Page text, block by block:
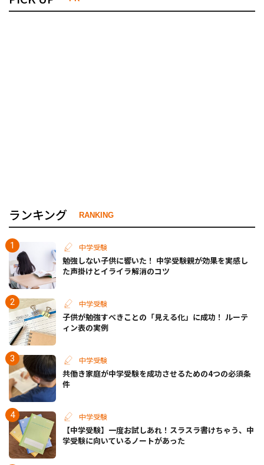
ランキング RANKING
中学受験
勉強しない子供に響いた！ 中学受験親が効果を実感し
た声掛けとイライラ解消のコツ
中学受験
子供が勉強すべきことの「見える化」に成功！ ルーテ
ィン表の実例
中学受験
共働き家庭が中学受験を成功させるための4つの必須条
件
中学受験
【中学受験】一度お試しあれ！スラスラ書けちゃう、中
学受験に向いているノートがあった